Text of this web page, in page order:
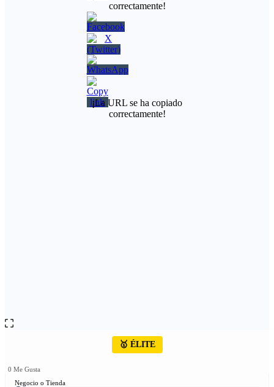
correctamente!
¡La URL se ha copiado
correctamente!
🥇 ÉLITE
0 Me Gusta
Negocio o Tienda